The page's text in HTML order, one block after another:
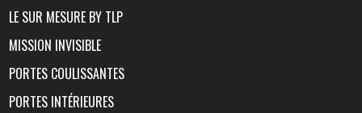
LE SUR MESURE BY TLP
MISSION INVISIBLE
PORTES COULISSANTES
PORTES INTÉRIEURES